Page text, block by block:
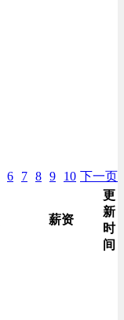
6 7 8 9 10 下一页
薪资
更
新
时
间